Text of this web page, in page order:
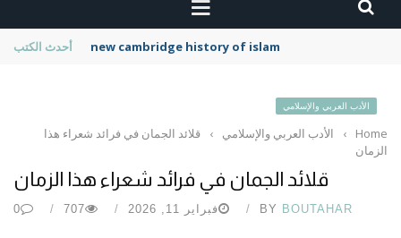
أحدث الكتب new cambridge history of islam
الأدب العربي والإسلامي
Home
› الأدب العربي والإسلامي ›
قلائد الجمان في فرائد شعراء هذا
الزمان
قلائد الجمان في فرائد شعراء هذا الزمان
BY BOUTAHAR فبراير 11, 2026 707
0